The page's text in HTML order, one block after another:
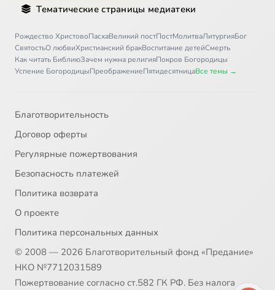
Тематические страницы медиатеки
Рождество ХристовоПасхаВеликий постПостМолитваЛитургияБог
СвятостьО любвиХристианский бракВоспитание детейСмерть
Как читать БиблиюЗачем нужна религияПокров Богородицы
Успение БогородицыПреображениеПятидесятницаВсе темы →
Благотворительность
Договор оферты
Регулярные пожертвования
Безопасность платежей
Политика возврата
О проекте
Политика персональных данных
© 2008 — 2026 Благотворительный фонд «Предание»
НКО №7712031589
Пожертвование согласно ст.582 ГК РФ. Без налога